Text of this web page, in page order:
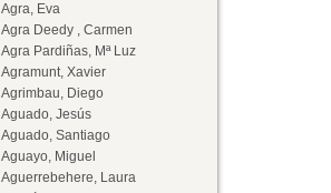
Agra, Eva
Agra Deedy , Carmen
Agra Pardiñas, Mª Luz
Agramunt, Xavier
Agrimbau, Diego
Aguado, Jesús
Aguado, Santiago
Aguayo, Miguel
Aguerrebehere, Laura